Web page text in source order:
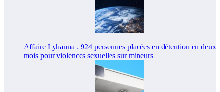
Affaire Lyhanna : 924 personnes placées en détention en deux
mois pour violences sexuelles sur mineurs